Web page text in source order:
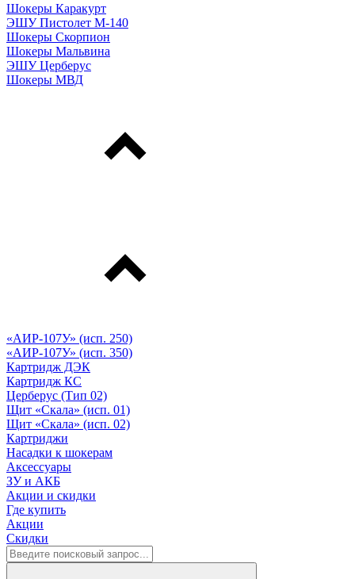
Шокеры Каракурт
ЭШУ Пистолет М-140
Шокеры Скорпион
Шокеры Мальвина
ЭШУ Церберус
Шокеры МВД
«АИР-107У» (исп. 250)
«АИР-107У» (исп. 350)
Картридж ДЭК
Картридж КС
Церберус (Тип 02)
Щит «Скала» (исп. 01)
Щит «Скала» (исп. 02)
Картриджи
Насадки к шокерам
Аксессуары
ЗУ и АКБ
Акции и скидки
Где купить
Акции
Скидки